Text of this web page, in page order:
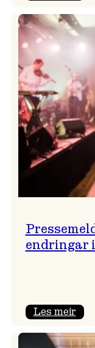
Jazz
endringar
Les meir:
frå